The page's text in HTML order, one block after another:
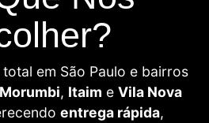
em São Paulo e bairros
Morumbi, Itaim e Vila Nova
entrega rápida,